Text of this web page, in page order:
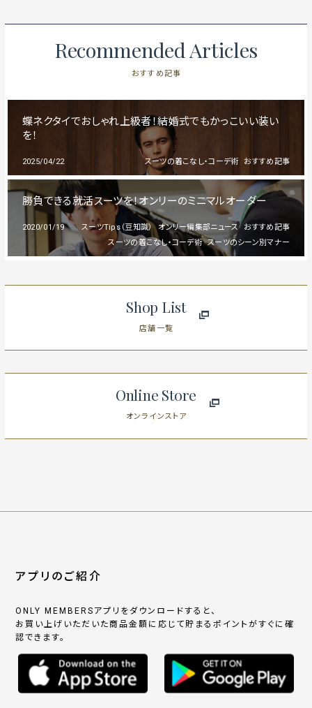
Recommended Articles
おすすめ記事
蝶ネクタイでおしゃれ上級者！結婚式でもかっこいい装い
を！
2025/04/22 おすすめ記事
スーツの着こなし・コーデ術
勝負できる就活スーツを！オンリーのミニマルオーダー
2020/01/19 おすすめ記事
オンリー編集部ニュース
スーツTips（豆知識）
スーツのシーン別マナー
スーツの着こなし・コーデ術
Shop List
店舗一覧
Online Store
オンラインストア
アプリのご紹介
ONLY MEMBERSアプリをダウンロードすると、
お買い上げいただいた商品金額に応じて貯まるポイントがすぐに確
認できます。